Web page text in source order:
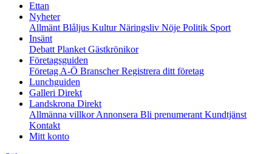
Ettan
Nyheter
Allmänt Blåljus KulturNäringsliv Nöje Politik Sport
Insänt
Debatt Planket Gästkrönikor
Företagsguiden
Företag A-Ö BranscherRegistrera ditt företag
Lunchguiden
Galleri Direkt
Landskrona Direkt
Allmänna villkorAnnonsera Bli prenumerant Kundtjänst
Kontakt
Mitt konto